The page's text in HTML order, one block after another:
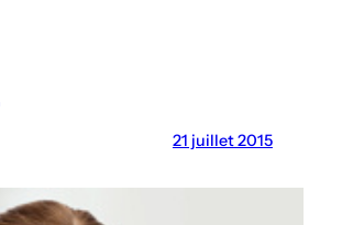
21 juillet 2015